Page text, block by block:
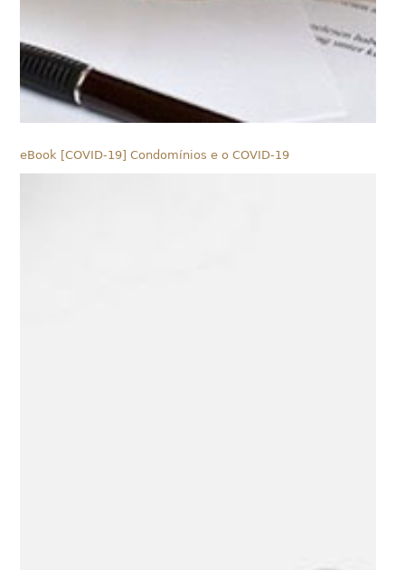
eBook [COVID-19] Condomínios e o COVID-19